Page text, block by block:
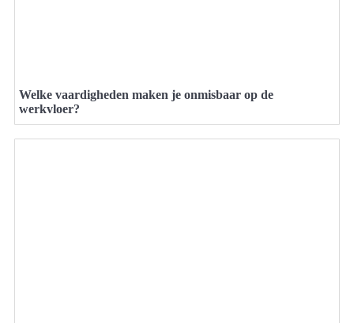
Welke vaardigheden maken je onmisbaar op de
werkvloer?